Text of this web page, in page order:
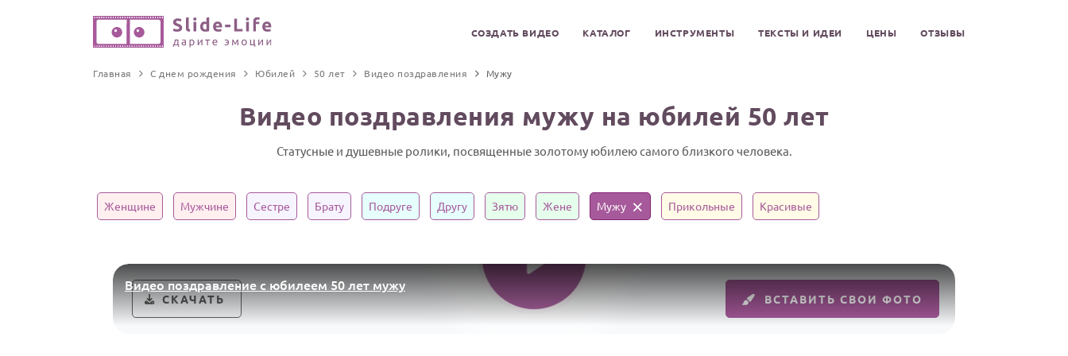
СОЗДАТЬ ВИДЕО КАТАЛОГ ИНСТРУМЕНТЫ ТЕКСТЫ И ИДЕИ ЦЕНЫ ОТЗЫВЫ
Главная С днем рождения Юбилей 50 лет Видео поздравления Мужу
Видео поздравления мужу на юбилей 50 лет
Статусные и душевные ролики, посвященные золотому юбилею самого близкого человека.
Женщине Мужчине Сестре Брату Подруге Другу Зятю Жене Мужу Прикольные Красивые
Видео поздравление с юбилеем 50 лет мужу
СКАЧАТЬ ВСТАВИТЬ СВОИ ФОТО